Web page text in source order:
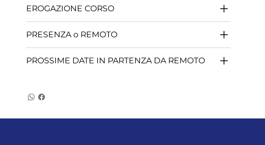
EROGAZIONE CORSO
PRESENZA o REMOTO
PROSSIME DATE IN PARTENZA DA REMOTO